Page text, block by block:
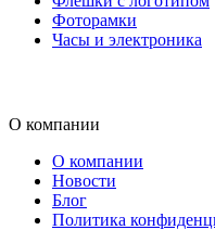
Фоторамки
Часы и электроника
О компании
О компании
Новости
Блог
Политика